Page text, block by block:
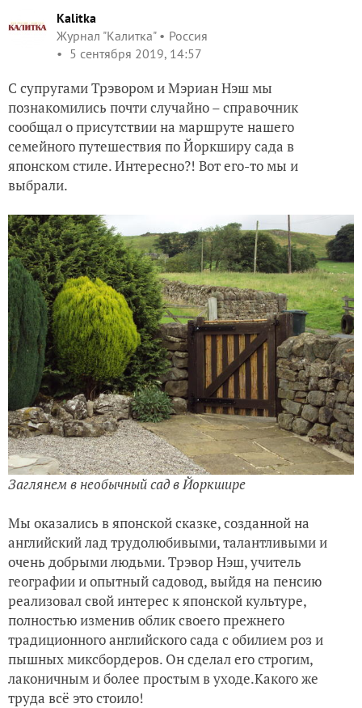
Kalitka
Журнал "Калитка"
Россия
5 сентября 2019, 14:57
С супругами Трэвором и Мэриан Нэш мы
познакомились почти случайно – справочник
сообщал о присутствии на маршруте нашего
семейного путешествия по Йоркширу сада в
японском стиле. Интересно?! Вот его-то мы и
выбрали.
Заглянем в необычный сад в Йоркшире
Мы оказались в японской сказке, созданной на
английский лад трудолюбивыми, талантливыми и
очень добрыми людьми.Трэвор Нэш, учитель
географии и опытный садовод, выйдя на пенсию
реализовал свой интерес к японской культуре,
полностью изменив облик своего прежнего
традиционного английского сада с обилием роз и
пышных миксбордеров. Он сделал его строгим,
лаконичным и более простым в уходе.Какого же
труда всё это стоило!